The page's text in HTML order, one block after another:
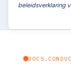
beleidsverklaring